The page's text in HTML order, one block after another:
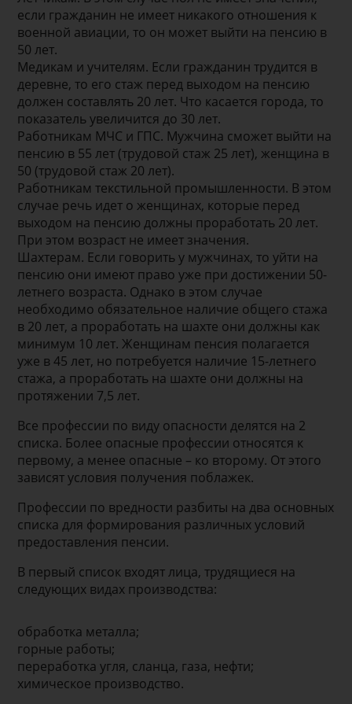
если гражданин не имеет никакого отношения к
военной авиации, то он может выйти на пенсию в
50 лет.
Медикам и учителям. Если гражданин трудится в
деревне, то его стаж перед выходом на пенсию
должен составлять 20 лет. Что касается города, то
показатель увеличится до 30 лет.
Работникам МЧС и ГПС. Мужчина сможет выйти на
пенсию в 55 лет (трудовой стаж 25 лет), женщина в
50 (трудовой стаж 20 лет).
Работникам текстильной промышленности. В этом
случае речь идет о женщинах, которые перед
выходом на пенсию должны проработать 20 лет.
При этом возраст не имеет значения.
Шахтерам. Если говорить у мужчинах, то уйти на
пенсию они имеют право уже при достижении 50-
летнего возраста. Однако в этом случае
необходимо обязательное наличие общего стажа
в 20 лет, а проработать на шахте они должны как
минимум 10 лет. Женщинам пенсия полагается
уже в 45 лет, но потребуется наличие 15-летнего
стажа, а проработать на шахте они должны на
протяжении 7,5 лет.
Все профессии по виду опасности делятся на 2
списка. Более опасные профессии относятся к
первому, а менее опасные – ко второму. От этого
зависят условия получения поблажек.
Профессии по вредности разбиты на два основных
списка для формирования различных условий
предоставления пенсии.
В первый список входят лица, трудящиеся на
следующих видах производства:
обработка металла;
горные работы;
переработка угля, сланца, газа, нефти;
химическое производство.